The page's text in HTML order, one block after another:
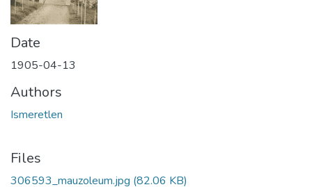
Date
1905-04-13
Authors
Ismeretlen
Files
306593_mauzoleum.jpg (82.06 KB)